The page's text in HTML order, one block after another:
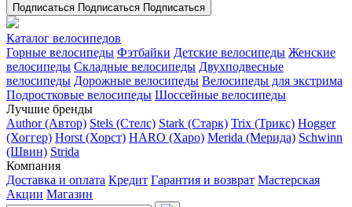
Подписаться Подписаться Подписаться
Каталог велосипедов
Горные велосипеды Фэтбайки Детские велосипеды Женские
велосипеды Складные велосипеды Двухподвесные
велосипеды Дорожные велосипеды Велосипеды для экстрима
Подростковые велосипеды Шоссейные велосипеды
Лучшие бренды
Author (Автор) Stels (Стелс) Stark (Старк) Trix (Трикс) Hogger
(Хоггер) Horst (Хорст) HARO (Харо) Merida (Мерида) Schwinn
(Швин) Strida
Компания
Доставка и оплата Кредит Гарантия и возврат Мастерская
Акции Магазин